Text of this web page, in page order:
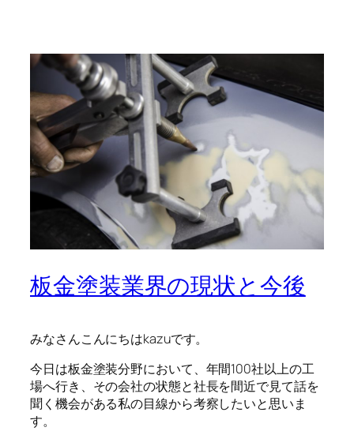
板金塗装業界の現状と今後
みなさんこんにちはkazuです。
今日は板金塗装分野において、年間100社以上の工
場へ行き、その会社の状態と社長を間近で見て話を
聞く機会がある私の目線から考察したいと思いま
す。